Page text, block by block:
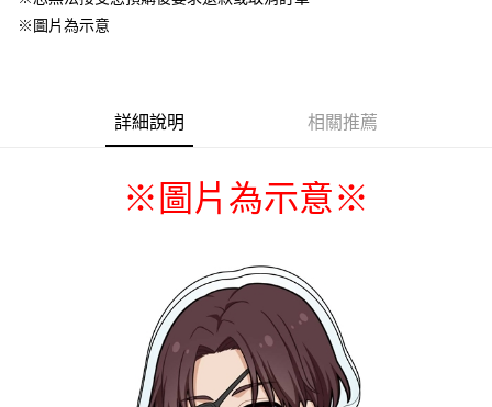
每筆NT$65，滿NT$1,300(含以上)免運費
每筆NT$100，滿NT$1,300(含以上)免運費
宅配-離島(澎湖/金門/馬祖)-木棉花樂園專用
※圖片為示意
詳細說明 相關推薦
※圖片為示意※